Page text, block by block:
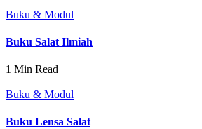
Buku & Modul
Buku Salat Ilmiah
1 Min Read
Buku & Modul
Buku Lensa Salat